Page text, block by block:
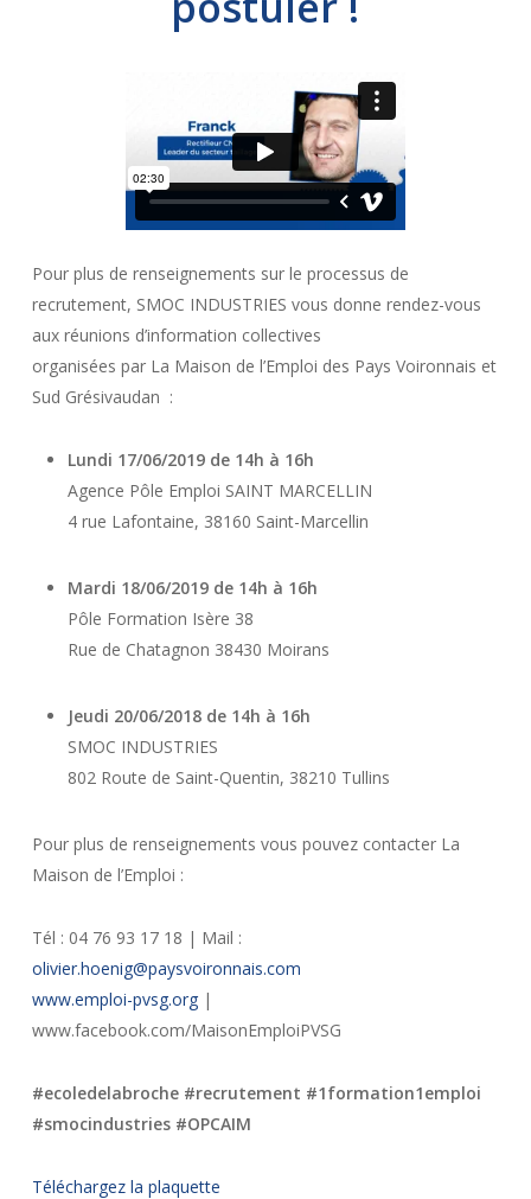
Pour plus de renseignements sur le processus de
recrutement, SMOC INDUSTRIES vous donne rendez-vous
aux réunions d’information collectives
organisées par La Maison de l’Emploi des Pays Voironnais et
Sud Grésivaudan :
Lundi 17/06/2019 de 14h à 16h
Agence Pôle Emploi SAINT MARCELLIN
4 rue Lafontaine, 38160 Saint-Marcellin
Mardi 18/06/2019 de 14h à 16h
Pôle Formation Isère 38
Rue de Chatagnon 38430 Moirans
Jeudi 20/06/2018 de 14h à 16h
SMOC INDUSTRIES
802 Route de Saint-Quentin, 38210 Tullins
Pour plus de renseignements vous pouvez contacter La
Maison de l’Emploi :
Tél : 04 76 93 17 18 | Mail :
olivier.hoenig@paysvoironnais.com
www.emploi-pvsg.org|
www.facebook.com/MaisonEmploiPVSG
#ecoledelabroche #recrutement #1formation1emploi
#smocindustries #OPCAIM
Téléchargez la plaquette